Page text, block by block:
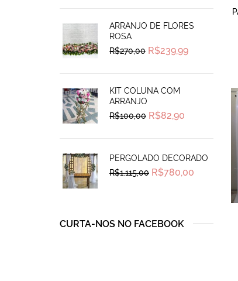
ARRANJO DE FLORES
ROSA
R$270,00 Original
price
R$239,99Current
KIT COLUNA COM
ARRANJO
R$100,00 Original
price
R$82,90
PERGOLADO DECORADO
R$1.115,00 Original
price
R$780,00
R$780,00.
CURTA-NOS NO FACEBOOK